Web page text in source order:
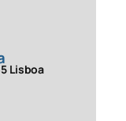
Lisboa